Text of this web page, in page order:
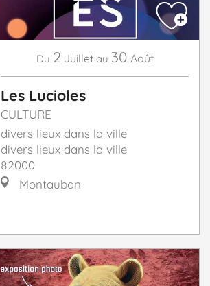
Du 2 Juillet au 30 Août
Les Lucioles
CULTURE
divers lieux dans la ville
divers lieux dans la ville
82000
Montauban